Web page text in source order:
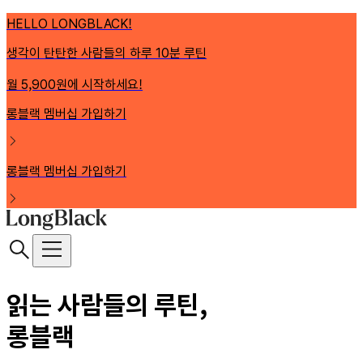
HELLO LONGBLACK!
생각이 탄탄한 사람들의 하루 10분 루틴
월 5,900원에 시작하세요!
롱블랙 멤버십 가입하기
롱블랙 멤버십 가입하기
읽는 사람들의 루틴,
롱블랙